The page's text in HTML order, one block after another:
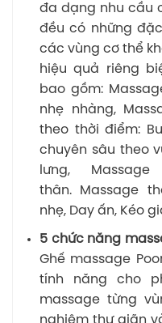
đa dạng nhu cầu
đều có những
các vùng cơ thể
hiệu quả riêng
bao gồm:
nhẹ nhàng,
theo thời điểm:
chuyên sâu theo
lưng,
thân. Massage
nhẹ, Day ấn, Kéo
5 chức năng
Ghế massage
tính năng cho
massage từng
nghiệm thư giãn